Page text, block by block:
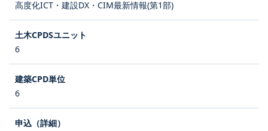
高度化ICT・建設DX・CIM最新情報(第1部)
6
6